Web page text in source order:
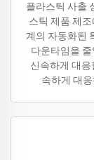
플라스틱 사출
스틱 제품 제
계의 자동화된
다운타임을
신속하게 대응
속하게 대